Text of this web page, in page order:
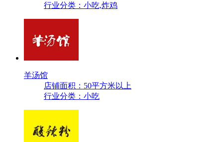
行业分类：小吃,炸鸡
羊汤馆
店铺面积：50平方米以上
行业分类：小吃